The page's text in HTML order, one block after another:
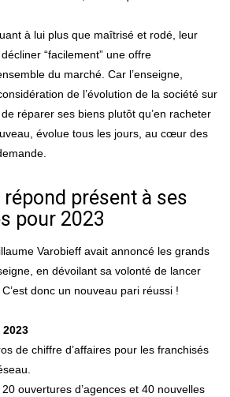
à lui plus que maîtrisé et rodé, leur
“facilement” une offre
du marché. Car l’enseigne,
de l’évolution de la société sur
réparer ses biens plutôt qu’en racheter
évolue tous les jours, au cœur des
répond présent à ses
pour 2023
Varobieff avait annoncé les grands
en dévoilant sa volonté de lancer
donc un nouveau pari réussi !
de chiffre d’affaires pour les franchisés
ouvertures d’agences et 40 nouvelles